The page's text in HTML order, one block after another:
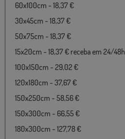
60x100cm - 18,37 €
30x45cm - 18,37 €
50x75cm - 18,37 €
15x20cm - 18,37 € receba em 24/48h
100x150cm - 29,02 €
120x180cm - 37,67 €
150x250cm - 58,56 €
150x300cm - 66,55 €
180x300cm - 127,78 €